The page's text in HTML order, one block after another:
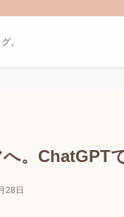
。
。ChatGPT
28日